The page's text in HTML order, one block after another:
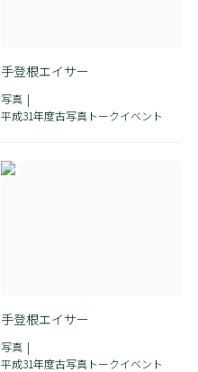
手登根エイサー
写真
平成31年度古写真トークイベント
手登根エイサー
写真
平成31年度古写真トークイベント